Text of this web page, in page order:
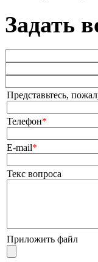
Задать
Представьтесь,
Телефон*
E-mail*
Текс вопроса
Приложить файл